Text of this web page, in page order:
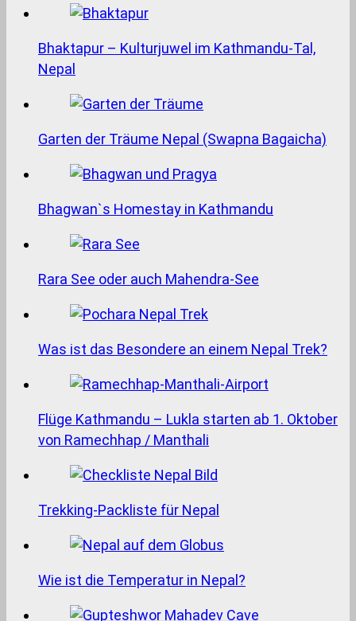
Bhaktapur – Kulturjuwel im Kathmandu-Tal,
Nepal
Garten der Träume Nepal (Swapna Bagaicha)
Bhagwan`s Homestay in Kathmandu
Rara See oder auch Mahendra-See
Was ist das Besondere an einem Nepal Trek?
Flüge Kathmandu – Lukla starten ab 1. Oktober
von Ramechhap / Manthali
Trekking-Packliste für Nepal
Wie ist die Temperatur in Nepal?